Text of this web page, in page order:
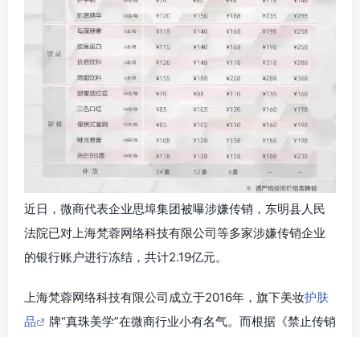
近日，微商代表企业思埠集团被曝涉嫌传销，东明县人民
法院已对上海梵蓉网络科技有限公司等多家涉嫌传销企业
的银行账户进行冻结，共计2.19亿元。
上海梵蓉网络科技有限公司成立于2016年，旗下美妆护肤
品
牌“真珠美学”在微商行业小有名气。而根据《禁止传销